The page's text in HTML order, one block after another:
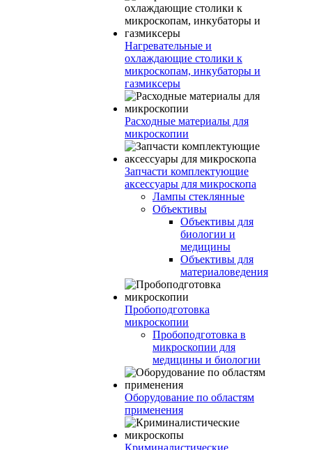
Нагревательные и
охлаждающие столики к
микроскопам, инкубаторы и
газмиксеры
Расходные материалы для
микроскопии
Запчасти комплектующие
аксессуары для микроскопа
Лампы стеклянные
Объективы
Объективы для
биологии и
медицины
Объективы для
материаловедения
Пробоподготовка
микроскопии
Пробоподготовка в
микроскопии для
медицины и биологии
Оборудование по областям
применения
Криминалистические